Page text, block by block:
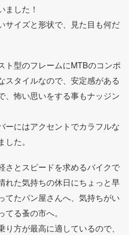
ました！
サイズと形状で、見た目も何だ
ト型のフレームにMTBのコンポ
スタイルなので、安定感がある
、怖い思いをする事もナッジン
ーにはアクセントでカラフルな
た。
さとスピードを求めるバイクで
れた気持ちの休日にちょっと早
てたパン屋さんへ、気持ちがい
る蚤の市へ。
方が最高に適しているので、